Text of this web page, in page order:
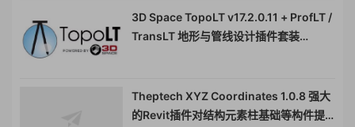
3D Space TopoLT v17.2.0.11 + ProfLT /
TransLT 地形与管线设计插件套装
Theptech XYZ Coordinates 1.0.8 强大
的Revit插件对结构元素柱基础等构件提